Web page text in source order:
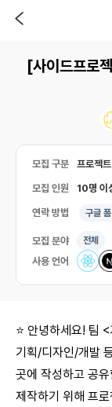
[사이드프로
모집 구분 프로젝트
모집 인원 10명 이
연락 방법 구글 폼
모집 분야 전체
사용 언어
⭐️ 안녕하세요! 팀
기획/디자인/개발
곳에 작성하고 공
제작하기 위해 프